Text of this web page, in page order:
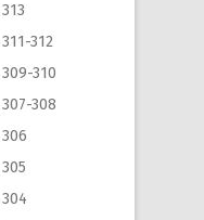
312
310
308